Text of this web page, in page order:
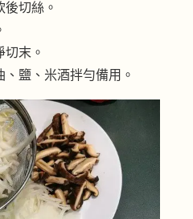
切絲。
末。
鹽、米酒拌勻備用。